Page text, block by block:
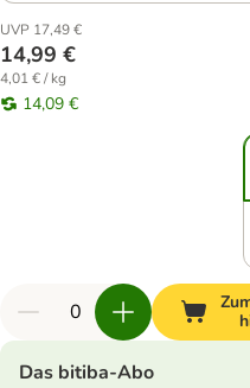
UVP 17,49 €
14,99 €
4,01 € / kg
14,09 €
Das bitiba-Abo